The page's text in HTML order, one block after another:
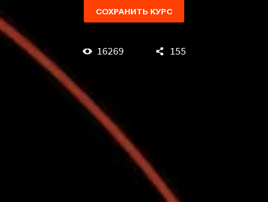
СОХРАНИТЬ КУРС
16269 155